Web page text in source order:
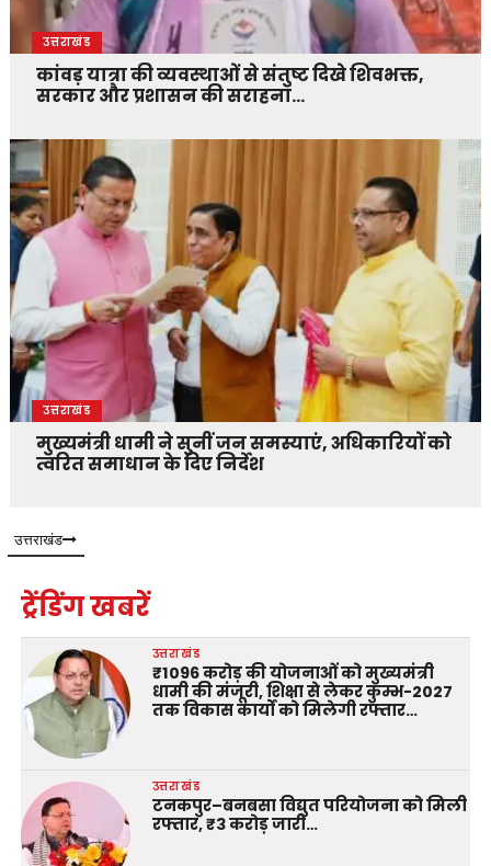
उत्तराखंड
कांवड़ यात्रा की व्यवस्थाओं से संतुष्ट दिखे शिवभक्त,
सरकार और प्रशासन की सराहना…
उत्तराखंड
मुख्यमंत्री धामी ने सुनीं जन समस्याएं, अधिकारियों को
त्वरित समाधान के दिए निर्देश
उत्तराखंड
ट्रेंडिंग खबरें
उत्तराखंड
₹1096 करोड़ की योजनाओं को मुख्यमंत्री
धामी की मंजूरी, शिक्षा से लेकर कुम्भ-2027
तक विकास कार्यों को मिलेगी रफ्तार…
उत्तराखंड
टनकपुर–बनबसा विद्युत परियोजना को मिली
रफ्तार, ₹3 करोड़ जारी…